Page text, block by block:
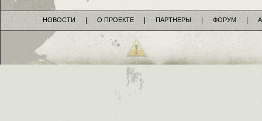
НОВОСТИ О ПРОЕКТЕ ПАРТНЕРЫ ФОРУМ